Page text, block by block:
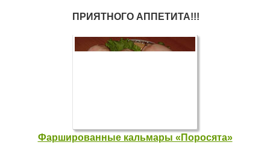
ПРИЯТНОГО АППЕТИТА!!!
Фаршированные кальмары «Поросята»